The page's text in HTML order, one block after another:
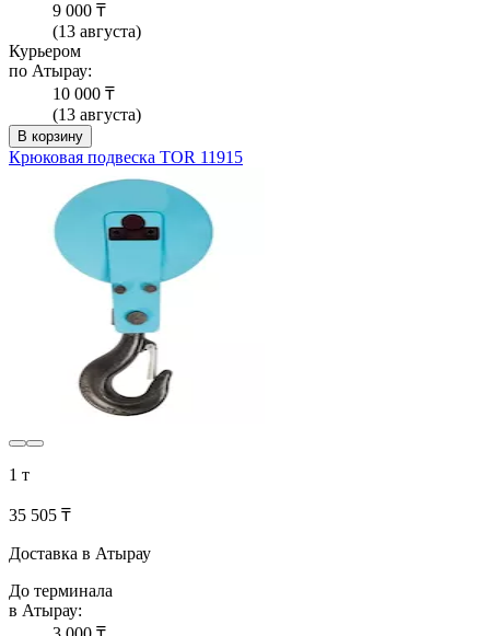
9 000 ₸
(13 августа)
Курьером
по Атырау:
10 000 ₸
(13 августа)
В корзину
Крюковая подвеска TOR 11915
1 т
35 505 ₸
Доставка в Атырау
До терминала
в Атырау: